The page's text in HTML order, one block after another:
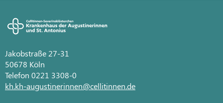
Jakobstraße 27-31
50678 Köln
Telefon 0221 3308-0
kh.kh-augustinerinnen@cellitinnen.de